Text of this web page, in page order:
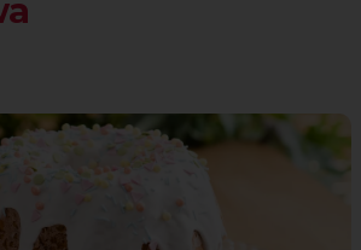
w serwisie Pinterest
ten przepis w serwisie Facebook